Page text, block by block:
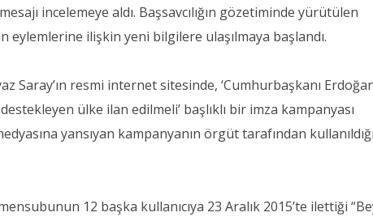
incelemeye aldı. Başsavcılığın gözetiminde yürütülen
eylemlerine ilişkin yeni bilgilere ulaşılmaya başlandı.
Saray’ın resmi internet sitesinde, ‘Cumhurbaşkanı
ülke ilan edilmeli’ başlıklı bir imza kampanyası
yansıyan kampanyanın örgüt tarafından kullanıldığı
12 başka kullanıcıya 23 Aralık 2015’te ilettiği